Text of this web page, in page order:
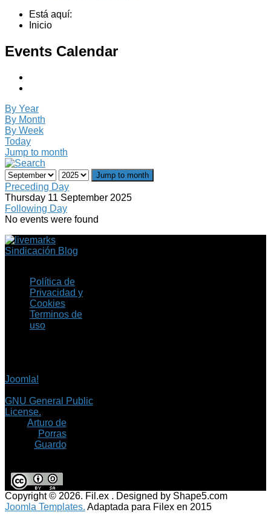
Está aquí:
Inicio
Events Calendar
By Year
By Month
By Week
Today
Jump to month
Jump to month
Preceding Day
Thursday 11 September 2025
Following Day
No events were found
Sindicación Blog
Política de
Privacidad y
Cookies
Terminos de
uso
Joomla!
GNU General Public
License.
Arturo de
Porras
Guardo
Copyright © 2026. Fil.ex . Designed by Shape5.com
Joomla Templates. Adaptada para Filex en 2015